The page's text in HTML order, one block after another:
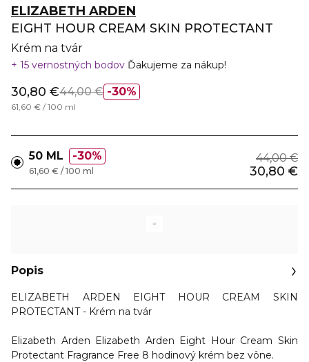
ELIZABETH ARDEN
EIGHT HOUR CREAM SKIN PROTECTANT
Krém na tvár
15 vernostných bodov Ďakujeme za nákup!
30%
30,80 €44,00 €
61,60 € / 100 ml
50 ML 30% 44,00 €
30,80 €
61,60 € / 100 ml
Popis
ELIZABETH ARDEN EIGHT HOUR CREAM SKIN
PROTECTANT - Krém na tvár
Elizabeth Arden Elizabeth Arden Eight Hour Cream Skin
Protectant Fragrance Free 8 hodinový krém bez vône.